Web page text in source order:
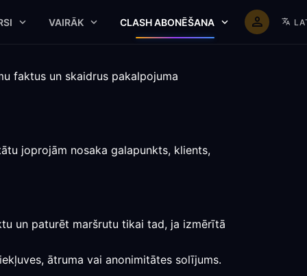
VAIRĀK CLASH ABONĒŠANA
faktus un skaidrus pakalpojuma
joprojām nosaka galapunkts, klients,
un paturēt maršrutu tikai tad, ja izmērītā
ātruma vai anonimitātes solījums.